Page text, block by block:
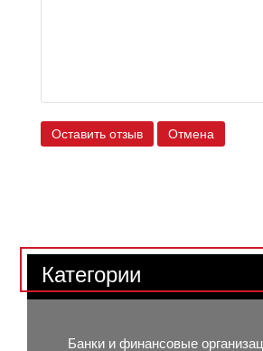
Оставить отзыв Отмена
Категории
Банки и финансовые